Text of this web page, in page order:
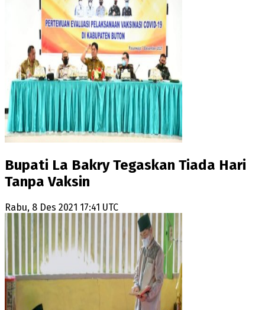
Bupati La Bakry Tegaskan Tiada Hari
Tanpa Vaksin
Rabu, 8 Des 2021 17:41 UTC